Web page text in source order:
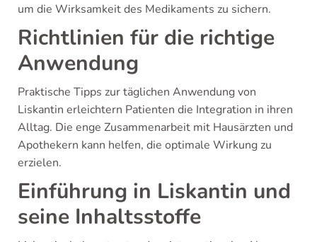
um die Wirksamkeit des Medikaments zu sichern.
Richtlinien für die richtige
Anwendung
Praktische Tipps zur täglichen Anwendung von
Liskantin erleichtern Patienten die Integration in ihren
Alltag. Die enge Zusammenarbeit mit Hausärzten und
Apothekern kann helfen, die optimale Wirkung zu
erzielen.
Einführung in Liskantin und
seine Inhaltsstoffe